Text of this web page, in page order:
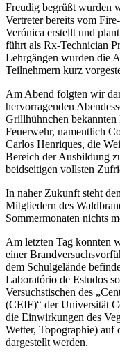
Freudig begrüßt wurden
Vertreter bereits vom
Verónica erstellt und
führt als Rx-Technician
Lehrgängen wurden die
Teilnehmern kurz
Am Abend folgten wir
hervorragenden
Grillhühnchen bekannten
Feuerwehr, namentlich
Carlos Henriques, die
Bereich der Ausbildung
beidseitigen vollsten
In naher Zukunft steht
Mitgliedern des
Sommermonaten nichts
Am letzten Tag konnten
einer
dem Schulgelände
Laboratório de Estudos
Versuchstischen des
(CEIF)“ der Universität
die Einwirkungen des
Wetter, Topographie) auf
dargestellt werden.